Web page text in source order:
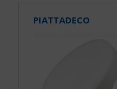
PIATTADECO